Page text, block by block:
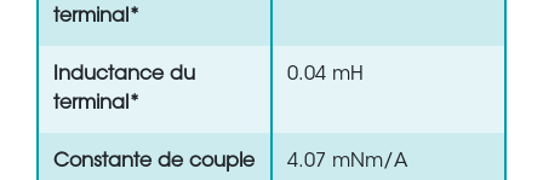
terminal*
Inductance du
terminal*
0.04 mH
Constante de couple 4.07 mNm/A